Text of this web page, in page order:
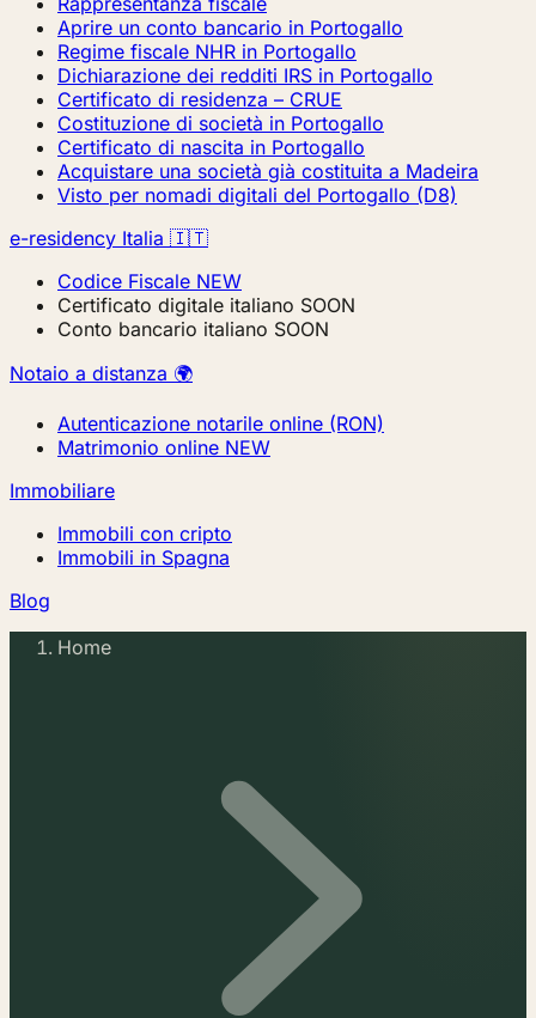
Aprire un conto bancario in Portogallo
Regime fiscale NHR in Portogallo
Dichiarazione dei redditi IRS in Portogallo
Certificato di residenza – CRUE
Costituzione di società in Portogallo
Certificato di nascita in Portogallo
Acquistare una società già costituita a Madeira
Visto per nomadi digitali del Portogallo (D8)
e-residency Italia 🇮🇹
Codice Fiscale NEW
Certificato digitale italiano SOON
Conto bancario italiano SOON
Notaio a distanza 🌍
Autenticazione notarile online (RON)
Matrimonio online NEW
Immobiliare
Immobili con cripto
Immobili in Spagna
Blog
Home